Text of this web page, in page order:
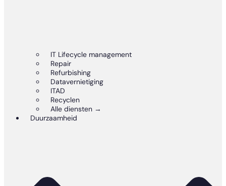
IT Lifecycle management
Repair
Refurbishing
Datavernietiging
ITAD
Recyclen
Alle diensten →
Duurzaamheid